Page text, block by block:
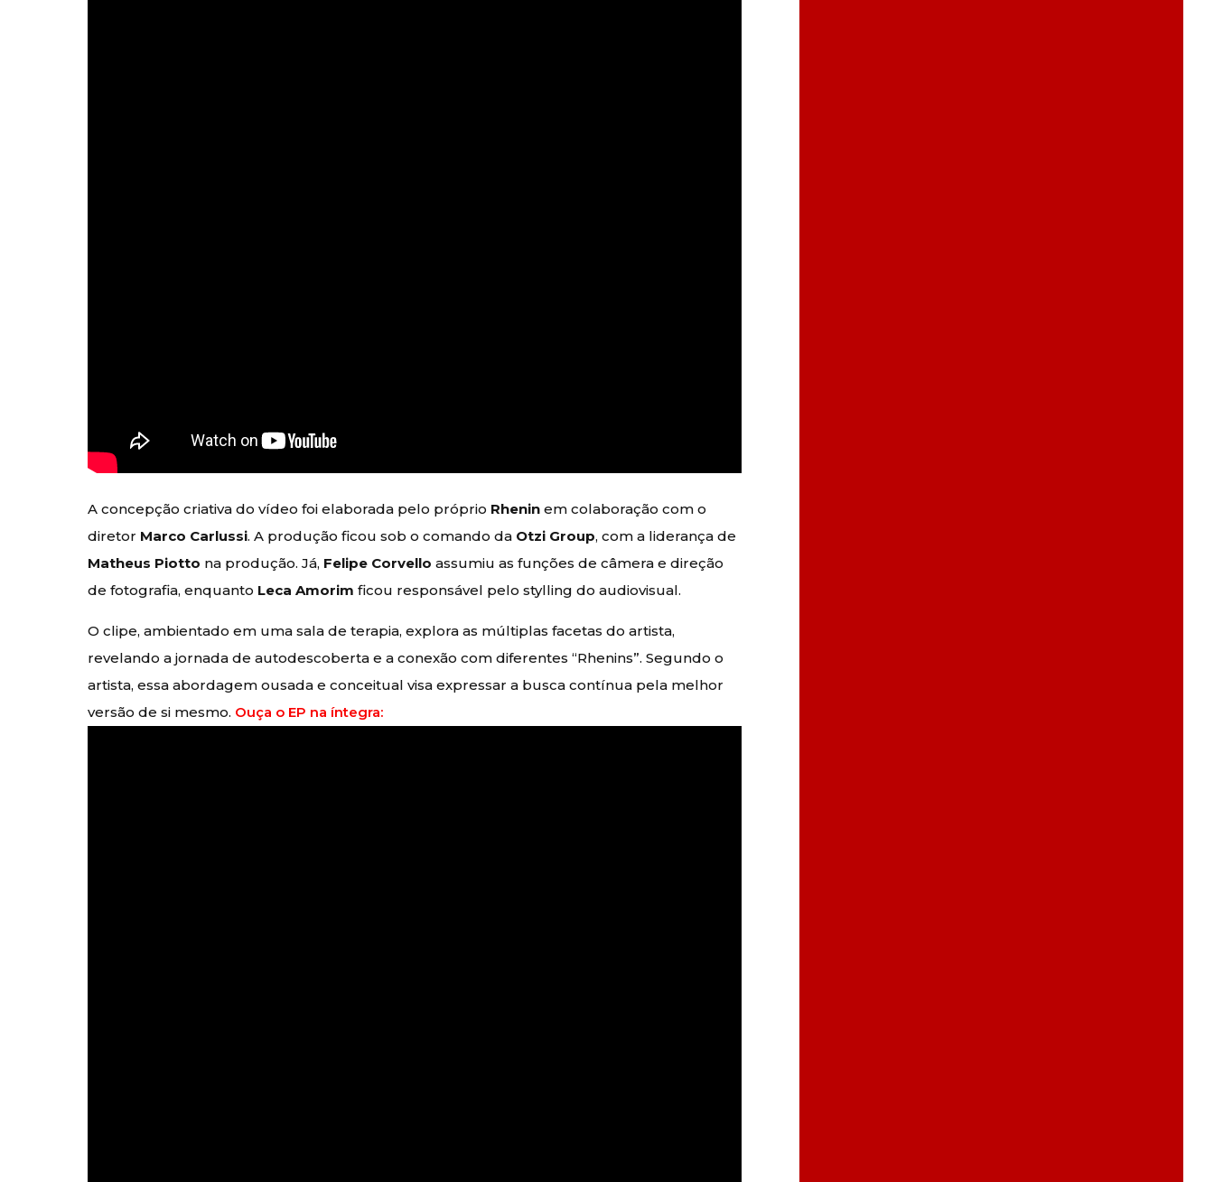
A concepção criativa do vídeo foi elaborada pelo próprio Rhenin em colaboração com o
diretor Marco Carlussi. A produção ficou sob o comando da Otzi Group, com a liderança de
Matheus Piotto na produção. Já, Felipe Corvello assumiu as funções de câmera e direção
de fotografia, enquanto Leca Amorim ficou responsável pelo stylling do audiovisual.
O clipe, ambientado em uma sala de terapia, explora as múltiplas facetas do artista,
revelando a jornada de autodescoberta e a conexão com diferentes “Rhenins”. Segundo o
artista, essa abordagem ousada e conceitual visa expressar a busca contínua pela melhor
versão de si mesmo. Ouça o EP na íntegra: